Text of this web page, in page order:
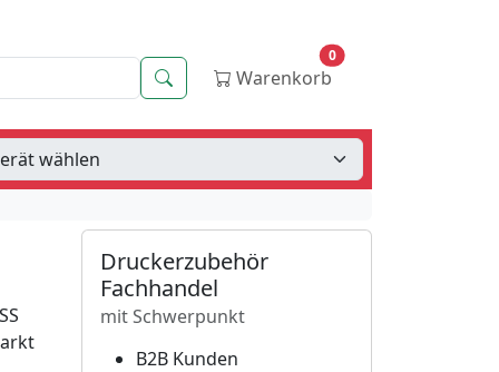
Suche Warenkorb
0
Druckerzubehör
Fachhandel
mit Schwerpunkt
B2B Kunden